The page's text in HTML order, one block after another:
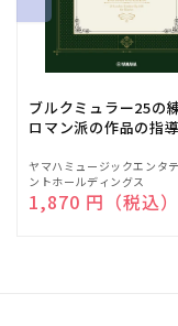
ブルクミュラー25の
ロマン派の作品の指
販
売
元:
ヤマハミュージックエンタ
ントホールディングス
通常価格
1,870 円（税込）